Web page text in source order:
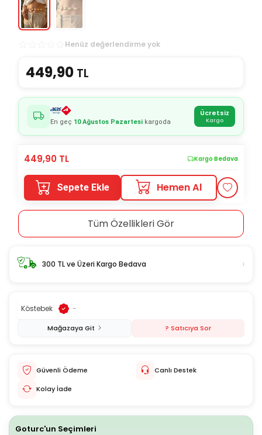
Henüz değerlendirme yok
449,90 TL
En geç 10 Ağustos Pazartesi kargoda
Ücretsiz
Kargo
449,90 TL Kargo Bedava
Sepete Ekle Hemen Al
Tüm Özellikleri Gör
300 TL ve Üzeri Kargo Bedava ›
Köstebek -
Mağazaya Git ? Satıcıya Sor
Güvenli Ödeme
Canlı Destek
Kolay İade
Goturc'un Seçimleri